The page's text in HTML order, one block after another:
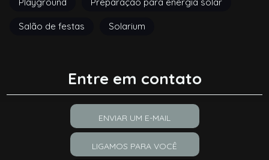
Salão de festas Solarium
Entre em contato
ENVIAR UM E-MAIL
LIGAMOS PARA VOCÊ